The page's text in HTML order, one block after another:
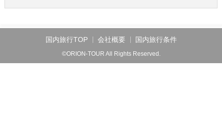
国内旅行TOP 会社概要 国内旅行条件
©ORION-TOUR All Rights Reserved.